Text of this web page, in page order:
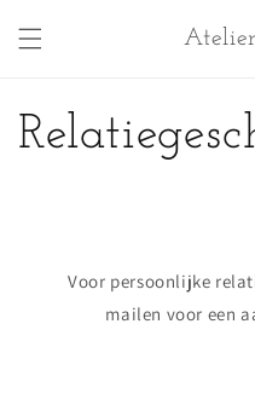
naar de
content
Voor persoonlijke
mailen voor een